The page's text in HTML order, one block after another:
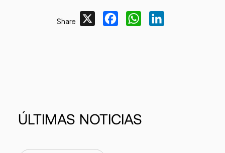
Share FacebookWhatsApp
ÚLTIMAS NOTICIAS